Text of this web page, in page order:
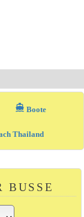
directions_boat Boote
Thailand
BUSSE